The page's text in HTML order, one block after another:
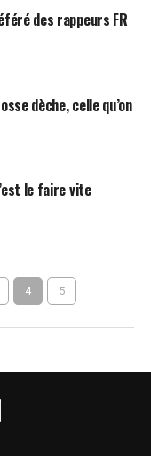
des rappeurs FR
dèche, celle qu’on
le faire vite
4 5